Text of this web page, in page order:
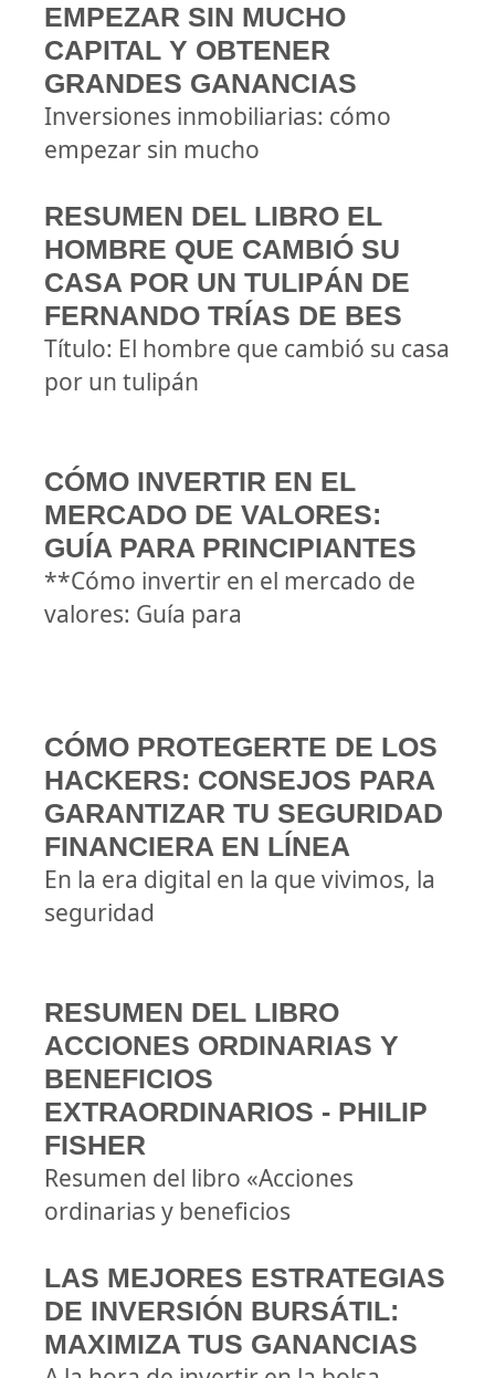
EMPEZAR SIN MUCHO
CAPITAL Y OBTENER
GRANDES GANANCIAS
Inversiones inmobiliarias: cómo
empezar sin mucho
RESUMEN DEL LIBRO EL
HOMBRE QUE CAMBIÓ SU
CASA POR UN TULIPÁN DE
FERNANDO TRÍAS DE BES
Título: El hombre que cambió su casa
por un tulipán
CÓMO INVERTIR EN EL
MERCADO DE VALORES:
GUÍA PARA PRINCIPIANTES
**Cómo invertir en el mercado de
valores: Guía para
CÓMO PROTEGERTE DE LOS
HACKERS: CONSEJOS PARA
GARANTIZAR TU SEGURIDAD
FINANCIERA EN LÍNEA
En la era digital en la que vivimos, la
seguridad
RESUMEN DEL LIBRO
ACCIONES ORDINARIAS Y
BENEFICIOS
EXTRAORDINARIOS - PHILIP
FISHER
Resumen del libro «Acciones
ordinarias y beneficios
LAS MEJORES ESTRATEGIAS
DE INVERSIÓN BURSÁTIL:
MAXIMIZA TUS GANANCIAS